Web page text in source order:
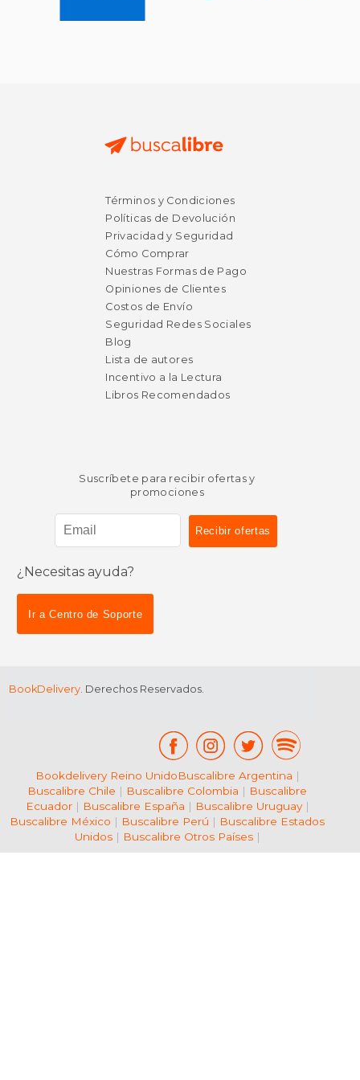
$ 51.47
Términos y Condiciones
Políticas de Devolución
Privacidad y Seguridad
Cómo Comprar
Nuestras Formas de Pago
Opiniones de Clientes
Costos de Envío
Seguridad Redes Sociales
Blog
Lista de autores
Incentivo a la Lectura
Libros Recomendados
Suscríbete para recibir ofertas y
promociones
¿Necesitas ayuda?
Ir a Centro de Soporte
BookDelivery. Derechos Reservados.
Bookdelivery Reino UnidoBuscalibre Argentina |
Buscalibre Chile | Buscalibre Colombia | Buscalibre
Ecuador| Buscalibre España | Buscalibre Uruguay|
Buscalibre México | Buscalibre Perú | Buscalibre Estados
Unidos| Buscalibre Otros Países|